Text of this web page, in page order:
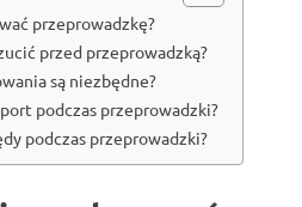
przeprowadzkę?
przed przeprowadzką?
są niezbędne?
podczas przeprowadzki?
podczas przeprowadzki?